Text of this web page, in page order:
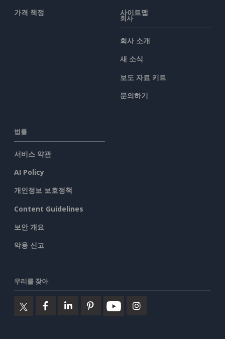
가격 책정
사이트맵
회사
회사 소개
새 소식
보도 자료 키트
문의하기
법률
서비스 약관
AI Policy
개인정보 보호정책
Content Guidelines
보안 개요
악용 신고
우리를 찾아